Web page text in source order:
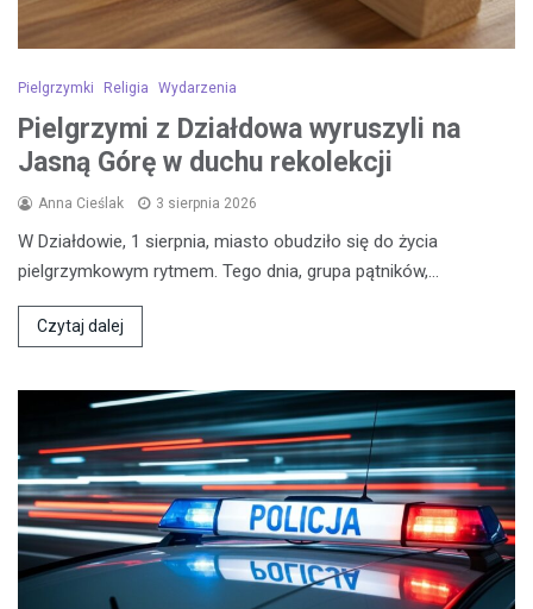
Pielgrzymki Religia Wydarzenia
Pielgrzymi z Działdowa wyruszyli na
Jasną Górę w duchu rekolekcji
Anna Cieślak 3 sierpnia 2026
W Działdowie, 1 sierpnia, miasto obudziło się do życia
pielgrzymkowym rytmem. Tego dnia, grupa pątników,…
Czytaj dalej